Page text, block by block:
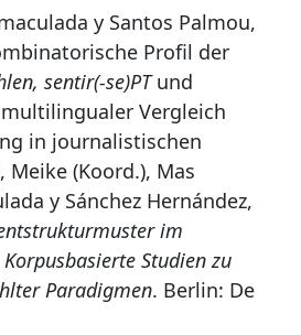
y Santos Palmou,
Profil der
sentir(-se)PTund
Vergleich
in journalistischen
Meike (Koord.), Mas
y Sánchez Hernández,
im
Studien zu
Paradigmen. Berlin: De